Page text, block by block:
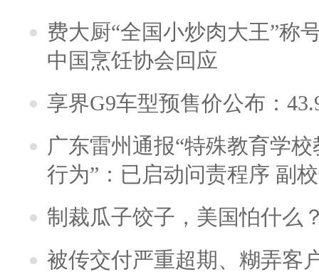
费大厨“全国小炒肉大王”称
中国烹饪协会回应
享界G9车型预售价公布：
广东雷州通报“特殊教育学
行为”：已启动问责程序 副
制裁瓜子饺子，美国怕什么
被传交付严重超期、糊弄客